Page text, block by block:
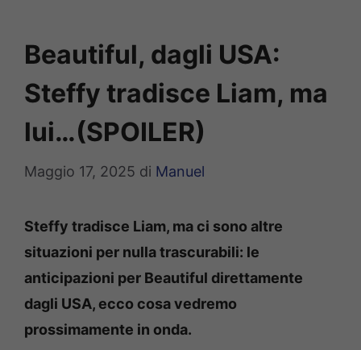
Beautiful, dagli USA:
Steffy tradisce Liam, ma
lui…(SPOILER)
Maggio 17, 2025 di Manuel
Steffy tradisce Liam, ma ci sono altre
situazioni per nulla trascurabili: le
anticipazioni per Beautiful direttamente
dagli USA, ecco cosa vedremo
prossimamente in onda.